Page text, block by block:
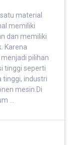
material
memiliki
dan memiliki
Karena
pilihan
tinggi seperti
industri
mesin.Di
…